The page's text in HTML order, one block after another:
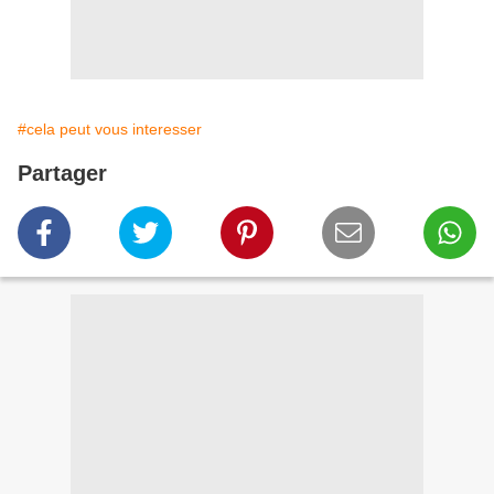
#cela peut vous interesser
Partager